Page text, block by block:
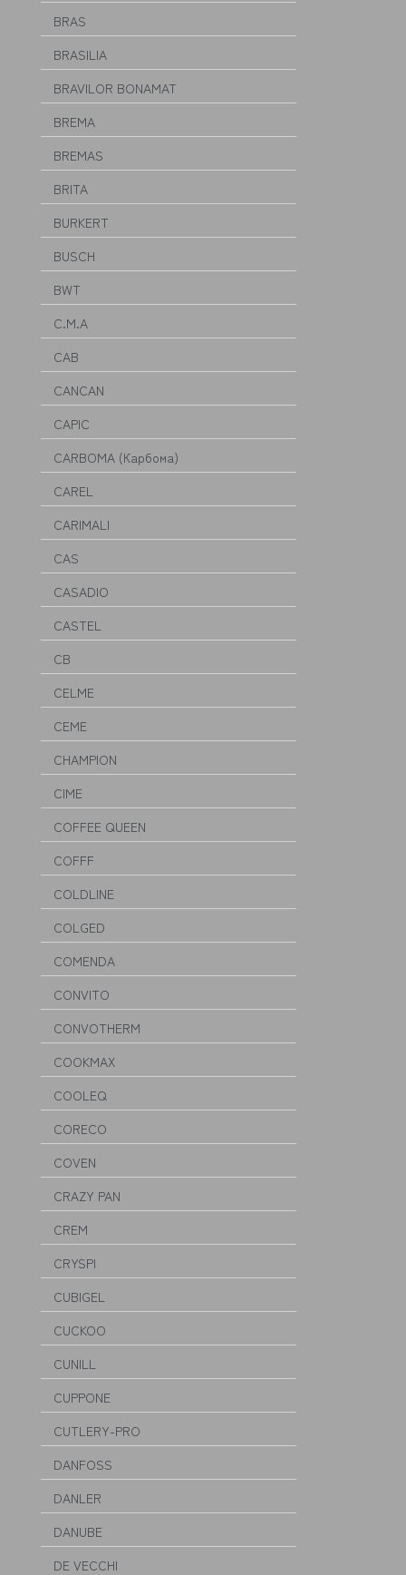
BRAS
BRASILIA
BRAVILOR BONAMAT
BREMA
BREMAS
BRITA
BURKERT
BUSCH
BWT
C.M.A
CAB
CANCAN
CAPIC
CARBOMA (Карбома)
CAREL
CARIMALI
CAS
CASADIO
CASTEL
CB
CELME
CEME
CHAMPION
CIME
COFFEE QUEEN
COFFF
COLDLINE
COLGED
COMENDA
CONVITO
CONVOTHERM
COOKMAX
COOLEQ
CORECO
COVEN
CRAZY PAN
CREM
CRYSPI
CUBIGEL
CUCKOO
CUNILL
CUPPONE
CUTLERY-PRO
DANFOSS
DANLER
DANUBE
DE VECCHI